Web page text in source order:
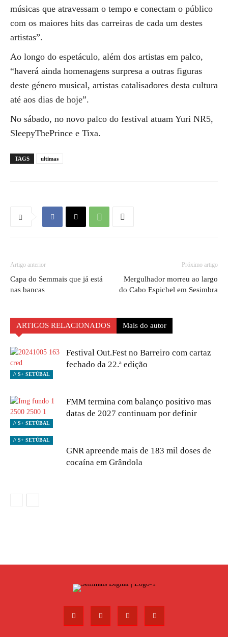
músicas que atravessam o tempo e conectam o público
com os maiores hits das carreiras de cada um destes
artistas”.
Ao longo do espetáculo, além dos artistas em palco,
“haverá ainda homenagens surpresa a outras figuras
deste género musical, artistas catalisadores desta cultura
até aos dias de hoje”.
No sábado, no novo palco do festival atuam Yuri NR5,
SleepyThePrince e Tixa.
TAGS ultimas
Artigo anterior
Capa do Semmais que já está
nas bancas
Próximo artigo
Mergulhador morreu ao largo
do Cabo Espichel em Sesimbra
ARTIGOS RELACIONADOS Mais do autor
// S+ SETÚBAL
Festival Out.Fest no Barreiro com cartaz
fechado da 22.ª edição
// S+ SETÚBAL
FMM termina com balanço positivo mas
datas de 2027 continuam por definir
// S+ SETÚBAL
GNR apreende mais de 183 mil doses de
cocaína em Grândola